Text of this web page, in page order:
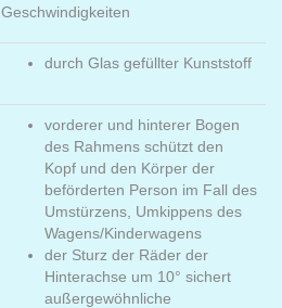
Geschwindigkeiten
durch Glas gefüllter Kunststoff
vorderer und hinterer Bogen
des Rahmens schützt den
Kopf und den Körper der
beförderten Person im Fall des
Umstürzens, Umkippens des
Wagens/Kinderwagens
der Sturz der Räder der
Hinterachse um 10° sichert
außergewöhnliche